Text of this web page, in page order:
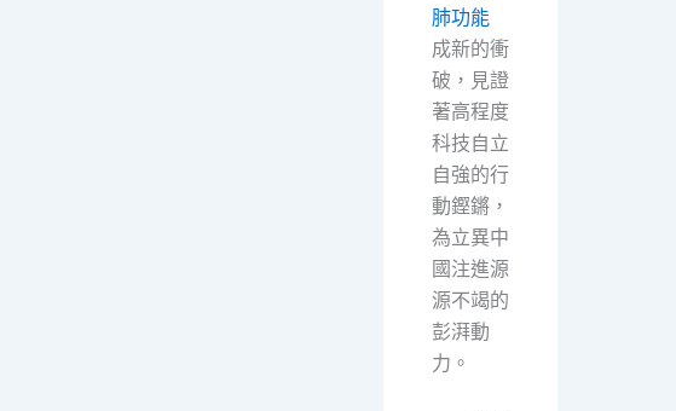
肺功能
成新的衝
破，見證
著高程度
科技自立
自強的行
動鏗鏘，
為立異中
國注進源
源不竭的
彭湃動
力。